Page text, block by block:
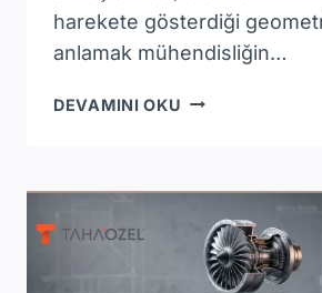
harekete gösterdiği
anlamak mühendisliğin…
DEVAMINI OKU ATALET
FORMÜLLERI
KESIT
HESAPLAMA